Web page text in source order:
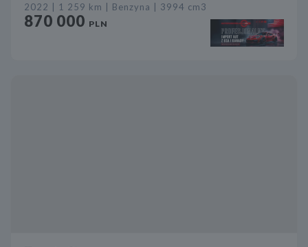
2022 | 1 259 km | Benzyna | 3994 cm3
870 000 PLN